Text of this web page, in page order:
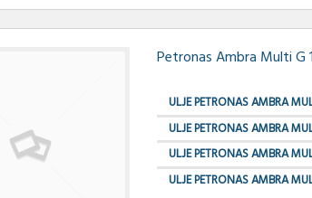
Petronas Ambra Multi G
ULJE PETRONAS AMBRA
ULJE PETRONAS AMBRA
ULJE PETRONAS AMBRA
ULJE PETRONAS AMBRA